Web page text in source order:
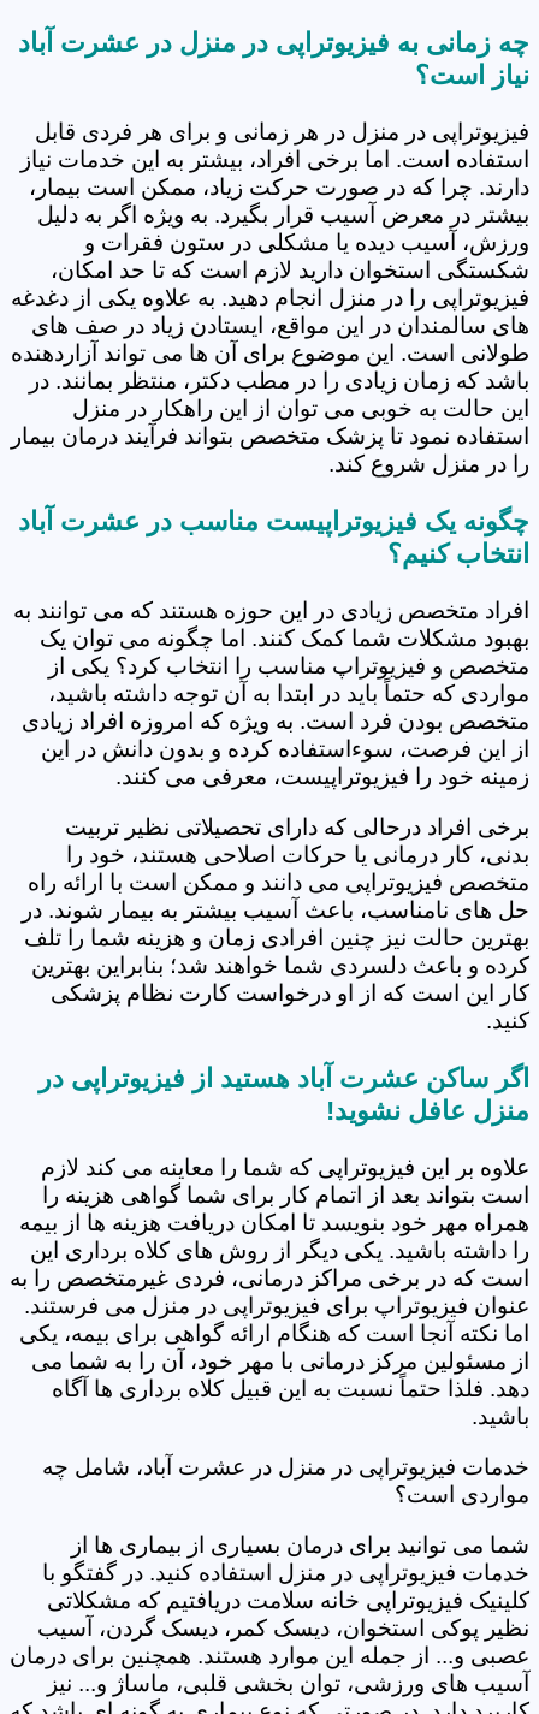
چه زمانی به فیزیوتراپی در منزل در عشرت آباد
نیاز است؟
فیزیوتراپی در منزل در هر زمانی و برای هر فردی قابل
استفاده است. اما برخی افراد، بیشتر به این خدمات نیاز
دارند. چرا که در صورت حرکت زیاد، ممکن است بیمار،
بیشتر در معرض آسیب قرار بگیرد. به ویژه اگر به دلیل
ورزش، آسیب دیده یا مشکلی در ستون فقرات و
شکستگی استخوان دارید لازم است که تا حد امکان،
فیزیوتراپی را در منزل انجام دهید. به علاوه یکی از دغدغه
های سالمندان در این مواقع، ایستادن زیاد در صف های
طولانی است. این موضوع برای آن ها می تواند آزاردهنده
باشد که زمان زیادی را در مطب دکتر، منتظر بمانند. در
این حالت به خوبی می توان از این راهکار در منزل
استفاده نمود تا پزشک متخصص بتواند فرآیند درمان بیمار
را در منزل شروع کند.
چگونه یک فیزیوتراپیست مناسب در عشرت آباد
انتخاب کنیم؟
افراد متخصص زیادی در این حوزه هستند که می توانند به
بهبود مشکلات شما کمک کنند. اما چگونه می توان یک
متخصص و فیزیوتراپ مناسب را انتخاب کرد؟ یکی از
مواردی که حتماً باید در ابتدا به آن توجه داشته باشید،
متخصص بودن فرد است. به ویژه که امروزه افراد زیادی
از این فرصت، سوءاستفاده کرده و بدون دانش در این
زمینه خود را فیزیوتراپیست، معرفی می کنند.
برخی افراد درحالی که دارای تحصیلاتی نظیر تربیت
بدنی، کار درمانی یا حرکات اصلاحی هستند، خود را
متخصص فیزیوتراپی می دانند و ممکن است با ارائه راه
حل های نامناسب، باعث آسیب بیشتر به بیمار شوند. در
بهترین حالت نیز چنین افرادی زمان و هزینه شما را تلف
کرده و باعث دلسردی شما خواهند شد؛ بنابراین بهترین
کار این است که از او درخواست کارت نظام پزشکی
کنید.
اگر ساکن عشرت آباد هستید از فیزیوتراپی در
منزل عافل نشوید!
علاوه بر این فیزیوتراپی که شما را معاینه می کند لازم
است بتواند بعد از اتمام کار برای شما گواهی هزینه را
همراه مهر خود بنویسد تا امکان دریافت هزینه ها از بیمه
را داشته باشید. یکی دیگر از روش های کلاه برداری این
است که در برخی مراکز درمانی، فردی غیرمتخصص را به
عنوان فیزیوتراپ برای فیزیوتراپی در منزل می فرستند.
اما نکته آنجا است که هنگام ارائه گواهی برای بیمه، یکی
از مسئولین مرکز درمانی با مهر خود، آن را به شما می
دهد. فلذا حتماً نسبت به این قبیل کلاه برداری ها آگاه
باشید.
خدمات فیزیوتراپی در منزل در عشرت آباد، شامل چه
مواردی است؟
شما می توانید برای درمان بسیاری از بیماری ها از
خدمات فیزیوتراپی در منزل استفاده کنید. در گفتگو با
کلینیک فیزیوتراپی خانه سلامت دریافتیم که مشکلاتی
نظیر پوکی استخوان، دیسک کمر، دیسک گردن، آسیب
عصبی و... از جمله این موارد هستند. همچنین برای درمان
آسیب های ورزشی، توان بخشی قلبی، ماساژ و... نیز